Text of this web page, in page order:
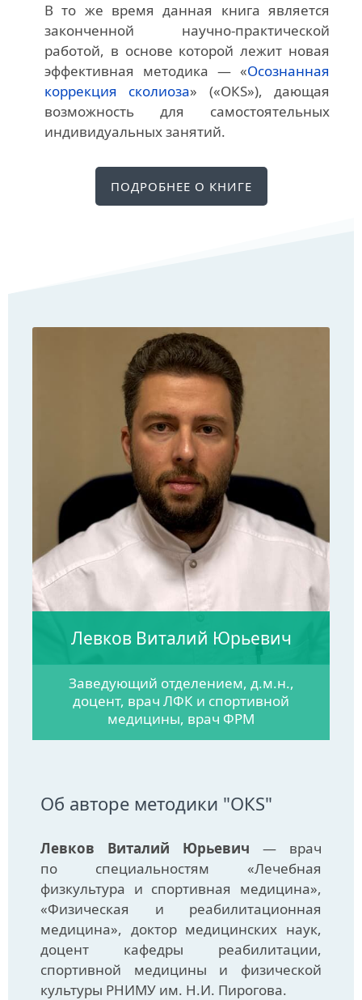
В то же время данная книга является
законченной научно-практической
работой, в основе которой лежит новая
эффективная методика — «Осознанная
коррекция сколиоза» («ОКS»), дающая
возможность для самостоятельных
индивидуальных занятий.
ПОДРОБНЕЕ О КНИГЕ
Левков Виталий Юрьевич
Заведующий отделением, д.м.н.,
доцент, врач ЛФК и спортивной
медицины, врач ФРМ
Об авторе методики "ОКS"
Левков Виталий Юрьевич — врач
по специальностям «Лечебная
физкультура и спортивная медицина»,
«Физическая и реабилитационная
медицина», доктор медицинских наук,
доцент кафедры реабилитации,
спортивной медицины и физической
культуры РНИМУ им. Н.И. Пирогова.